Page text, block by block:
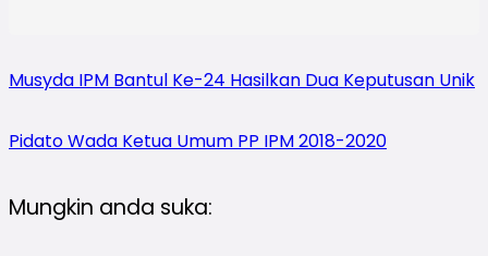
Musyda IPM Bantul Ke-24 Hasilkan Dua Keputusan Unik
Pidato Wada Ketua Umum PP IPM 2018-2020
Mungkin anda suka: